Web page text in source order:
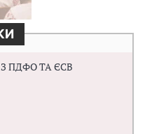
ПДФО ТА ЄСВ